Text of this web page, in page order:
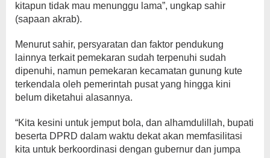
kitapun tidak mau menunggu lama”, ungkap sahir
(sapaan akrab).
Menurut sahir, persyaratan dan faktor pendukung
lainnya terkait pemekaran sudah terpenuhi sudah
dipenuhi, namun pemekaran kecamatan gunung kute
terkendala oleh pemerintah pusat yang hingga kini
belum diketahui alasannya.
“Kita kesini untuk jemput bola, dan alhamdulillah, bupati
beserta DPRD dalam waktu dekat akan memfasilitasi
kita untuk berkoordinasi dengan gubernur dan jumpa